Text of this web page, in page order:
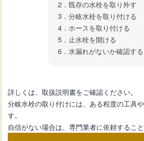
2．既存の水栓を取り外す
3．分岐水栓を取り付ける
4．ホースを取り付ける
5．止水栓を開ける
6．水漏れがないか確認する
詳しくは、取扱説明書をご確認ください。
分岐水栓の取り付けには、ある程度の工具
す。
自信がない場合は、専門業者に依頼するこ